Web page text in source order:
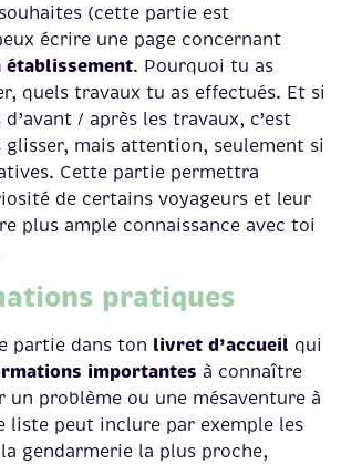
(cette partie est
écrire une page concernant
établissement. Pourquoi tu as
quels travaux tu as effectués. Et si
/ après les travaux, c’est
glisser, mais attention, seulement si
Cette partie permettra
de certains voyageurs et leur
plus ample connaissance avec toi
pratiques
partie dans ton livret d’accueil qui
importantes à connaître
un problème ou une mésaventure à
liste peut inclure par exemple les
gendarmerie la plus proche,